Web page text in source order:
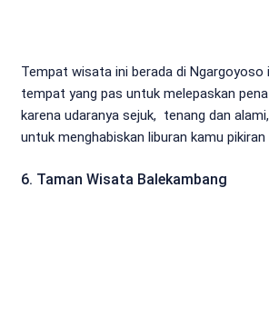
Tempat wisata ini berada di Ngargoyoso
tempat yang pas untuk melepaskan
karena udaranya sejuk, tenang dan
untuk menghabiskan liburan kamu
6. Taman Wisata Balekambang